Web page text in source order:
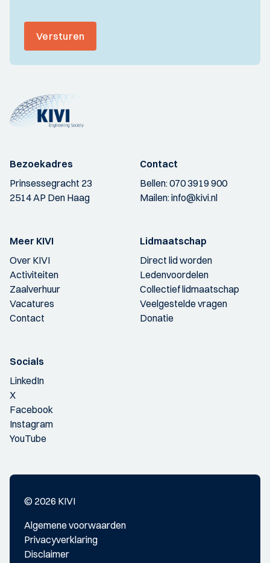
Versturen
Bezoekadres
Prinsessegracht 23
2514 AP Den Haag
Contact
Bellen:070 3919 900
Mailen:info@kivi.nl
Meer KIVI
Over KIVI
Activiteiten
Zaalverhuur
Vacatures
Contact
Lidmaatschap
Direct lid worden
Ledenvoordelen
Collectief lidmaatschap
Veelgestelde vragen
Donatie
Socials
LinkedIn
X
Facebook
Instagram
YouTube
© 2026 KIVI
Algemene voorwaarden
Privacyverklaring
Disclaimer